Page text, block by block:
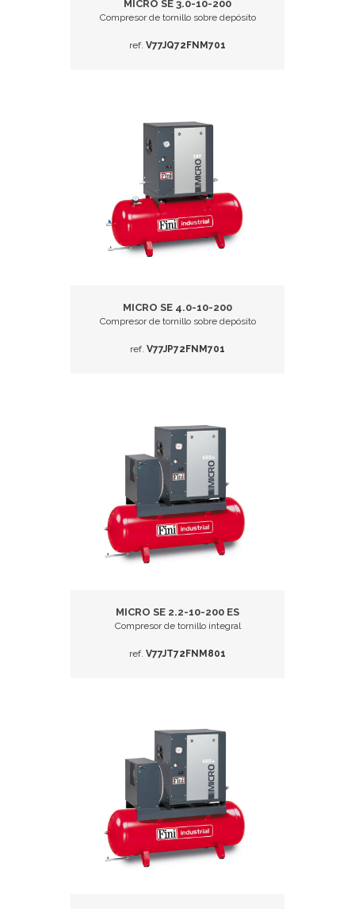
MICRO SE 3.0-10-200
Compresor de tornillo sobre depósito
ref. V77JQ72FNM701
MICRO SE 4.0-10-200
Compresor de tornillo sobre depósito
ref. V77JP72FNM701
MICRO SE 2.2-10-200 ES
Compresor de tornillo integral
ref. V77JT72FNM801